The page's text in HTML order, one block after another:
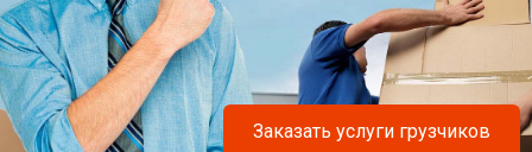
Заказать услуги грузчиков